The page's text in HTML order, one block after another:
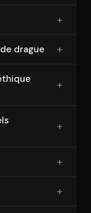
+
drague +
+
+
+
+